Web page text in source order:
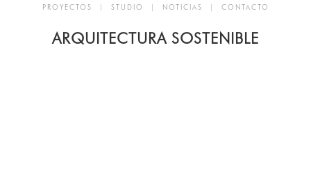
PROYECTOS | STUDIO | NOTICIAS | CONTACTO
ARQUITECTURA SOSTENIBLE